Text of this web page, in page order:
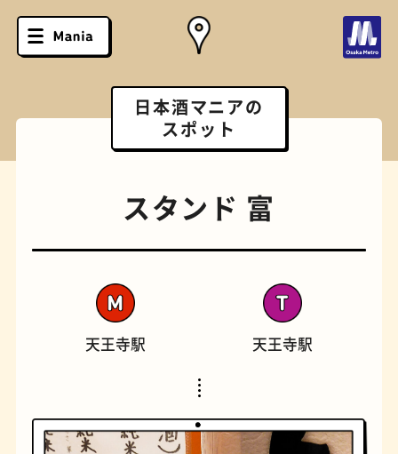
ソフトクリーム スポーツバー
日本酒マニアの
スポット
スタンド 富
天王寺駅 天王寺駅